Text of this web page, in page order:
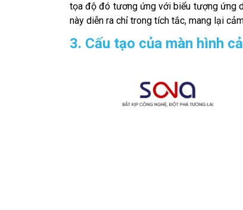
tọa độ đó tương ứng với biểu tượng ứng
này diễn ra chỉ trong tích tắc, mang lại
3. Cấu tạo của màn hình